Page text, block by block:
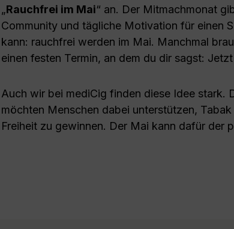
„Rauchfrei im Mai“ an. Der Mitmachmonat
Community und tägliche Motivation für einen
kann: rauchfrei werden im Mai. Manchmal
einen festen Termin, an dem du dir sagst:
Auch wir bei mediCig finden diese Idee stark.
möchten Menschen dabei unterstützen,
Freiheit zu gewinnen. Der Mai kann dafür der